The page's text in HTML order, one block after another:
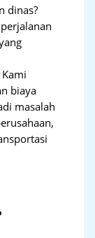
dinas?
Kami
biaya
masalah